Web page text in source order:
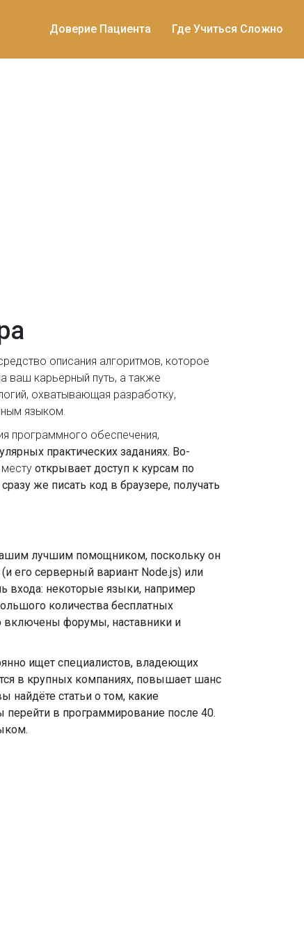
Доверие Пациента Где Учиться Сложно
описания алгоритмов, которое
ваш карьерный путь, а также
охватывающая разработку,
языком.
программного обеспечения,
практических заданиях. Во-
открывает доступ к курсам по
же писать код в браузере, получать
лучшим помощником, поскольку он
его серверный вариант Node.js) или
входа: некоторые языки, например
количества бесплатных
включены форумы, наставники и
ищет специалистов, владеющих
в крупных компаниях, повышает шанс
найдёте статьи о том, какие
перейти в программирование после 40.